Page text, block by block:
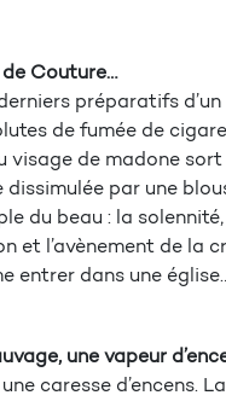
de Couture…
préparatifs
de fumée de
visage de madone
par une
du beau : la
et l’avènement de la
entrer dans une
une vapeur
caresse d’encens. La